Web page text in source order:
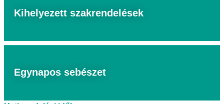
Kihelyezett szakrendelések
Egynapos sebészet